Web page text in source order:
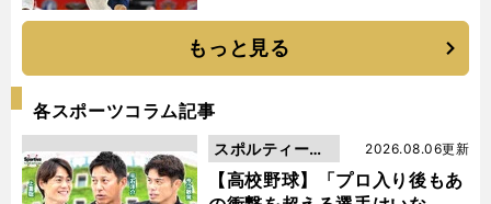
もっと見る
各スポーツコラム記事
【高校野球】「プロ入り後もあ
2026.08.06更新
スポルティーバ
動画